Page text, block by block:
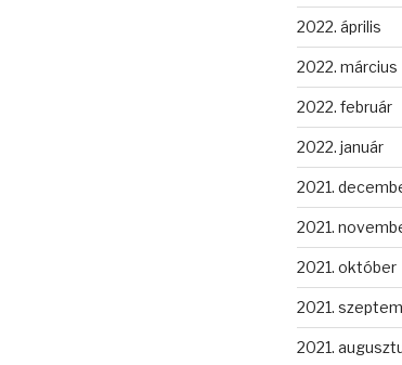
2022. április
2022. március
2022. február
2022. január
2021.
2021.
2021. október
2021.
2021.